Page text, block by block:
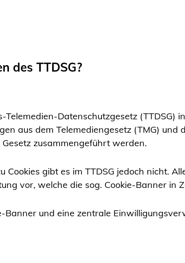
des TTDSG?
Datenschutzgesetz (TTDSG)
aus dem Telemediengesetz (TMG) und
zusammengeführt werden.
gibt es im TTDSG jedoch nicht.
vor, welche die sog. Cookie-Banner in
Banner und eine zentrale